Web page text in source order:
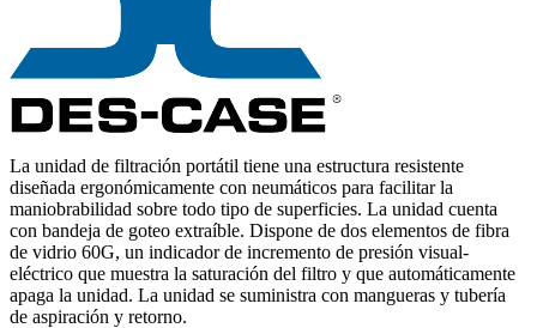
La unidad de filtración portátil tiene una estructura resistente
diseñada ergonómicamente con neumáticos para facilitar la
maniobrabilidad sobre todo tipo de superficies. La unidad cuenta
con bandeja de goteo extraíble. Dispone de dos elementos de fibra
de vidrio 60G, un indicador de incremento de presión visual-
eléctrico que muestra la saturación del filtro y que automáticamente
apaga la unidad. La unidad se suministra con mangueras y tubería
de aspiración y retorno.